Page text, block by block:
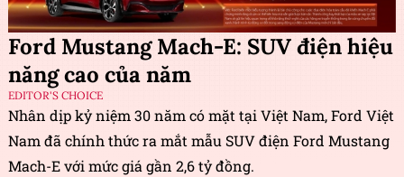
Ford Mustang Mach-E: SUV điện hiệu
năng cao của năm
EDITOR'S CHOICE
Nhân dịp kỷ niệm 30 năm có mặt tại Việt Nam, Ford Việt
Nam đã chính thức ra mắt mẫu SUV điện Ford Mustang
Mach-E với mức giá gần 2,6 tỷ đồng.